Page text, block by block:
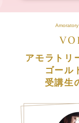
アモラトリ
ゴール
受講生